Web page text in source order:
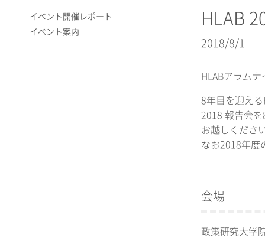
HLAB
2018/8/1
HLABアラム
8年目を迎え
2018 報告会
お越しくださ
なお2018年度
会場
政策研究大学
イベント開催レポート
イベント案内